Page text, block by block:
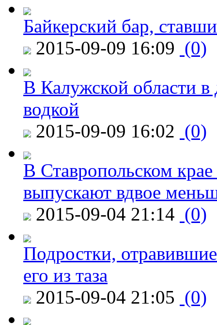
Байкерский бар,
2015-09-09 16:09 (0)
В Калужской области в
водкой
2015-09-09 16:02 (0)
В Ставропольском
выпускают вдвое
2015-09-04 21:14 (0)
Подростки,
его из таза
2015-09-04 21:05 (0)